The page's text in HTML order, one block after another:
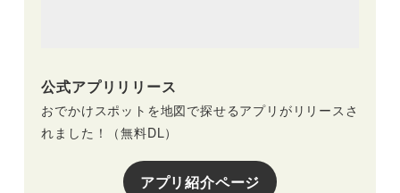
公式アプリリリース
おでかけスポットを地図で探せるアプリがリリースさ
れました！（無料DL）
アプリ紹介ページ